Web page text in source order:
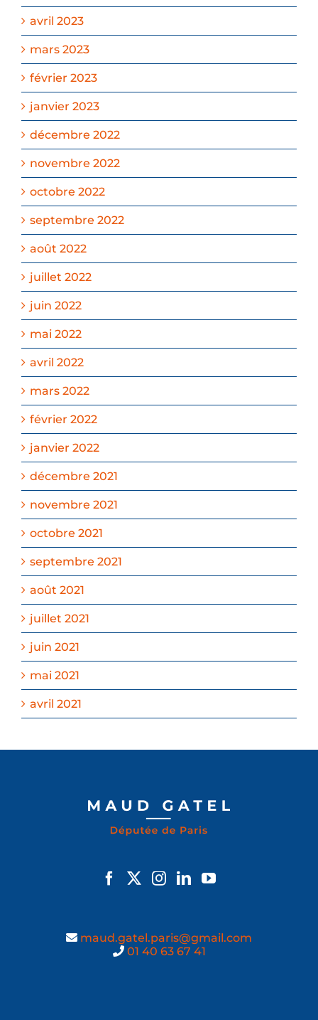
avril 2023
mars 2023
février 2023
janvier 2023
décembre 2022
novembre 2022
octobre 2022
septembre 2022
août 2022
juillet 2022
juin 2022
mai 2022
avril 2022
mars 2022
février 2022
janvier 2022
décembre 2021
novembre 2021
octobre 2021
septembre 2021
août 2021
juillet 2021
juin 2021
mai 2021
avril 2021
maud.gatel.paris@gmail.com
01 40 63 67 41